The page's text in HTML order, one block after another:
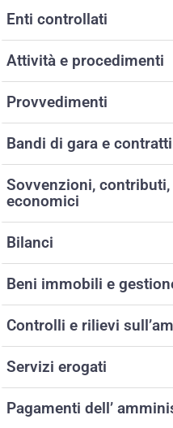
Enti controllati
Attività e procedimenti
Provvedimenti
Bandi di gara e contratti
Sovvenzioni,
economici
Bilanci
Beni immobili e
Controlli e rilievi
Servizi erogati
Pagamenti dell’